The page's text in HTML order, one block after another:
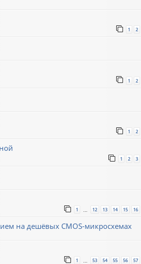
1 2
1 2
1 2
1 2 3
1 12 13 14 15 16
на дешёвых CMOS-микросхемах
1 53 54 55 56 57